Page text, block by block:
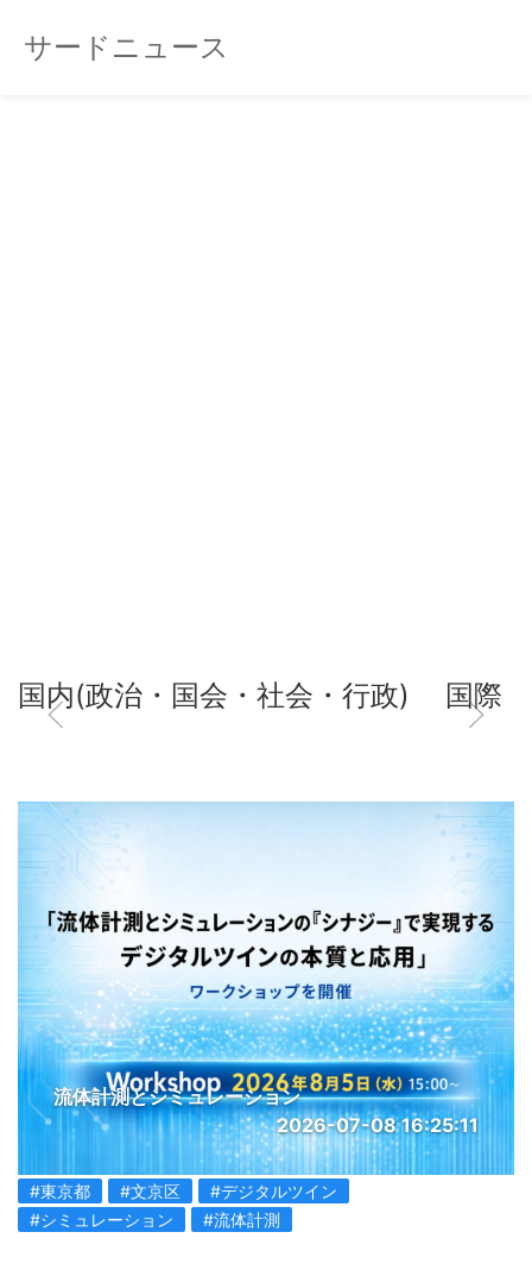
サードニュース
国内(政治・国会・社会・行政) 国際
流体計測とシミュレーション
2026-07-08 16:25:11
#東京都 #文京区
#デジタルツイン
#シミュレーション
#流体計測